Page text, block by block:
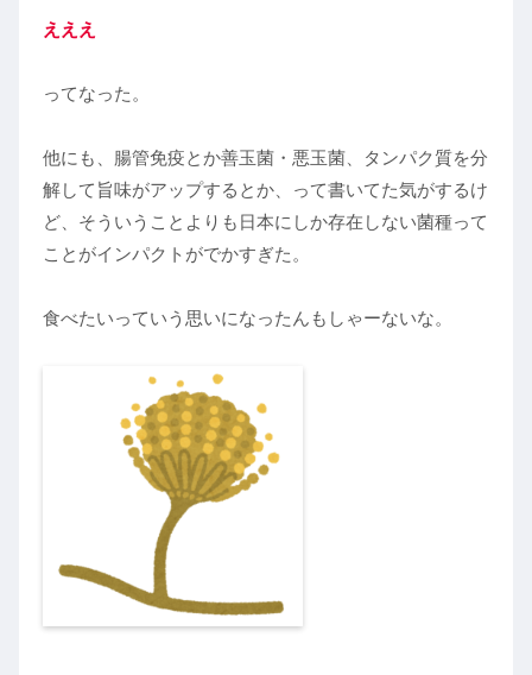
えええ
ってなった。
他にも、腸管免疫とか善玉菌・悪玉菌、タンパク質を分
解して旨味がアップするとか、って書いてた気がするけ
ど、そういうことよりも日本にしか存在しない菌種って
ことがインパクトがでかすぎた。
食べたいっていう思いになったんもしゃーないな。